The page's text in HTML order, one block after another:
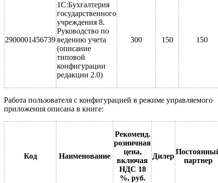
2900001456739
1С:Бухгалтерия
государственного
учреждения 8.
Руководство по
ведению учета
(описание
типовой
конфигурации
редакции 2.0)
300 150 150
Работа пользователя с конфигурацией в режиме управляемого
приложения описана в книге:
Код Наименование
Рекоменд.
розничная
цена,
включая
НДС 18
%, руб.
Дилер
партнер